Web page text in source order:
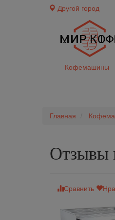
Другой город
Кофемашины
Главная
Отзывы
Сравнить